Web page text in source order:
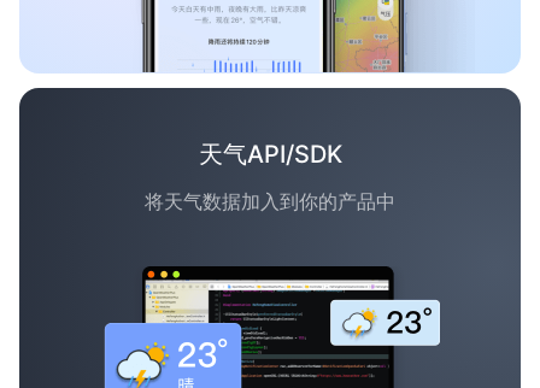
天气API/SDK
将天气数据加入到你的产品中